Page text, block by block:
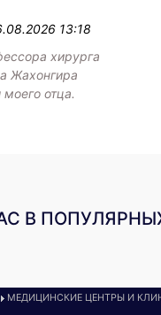
13:18
хирурга
Жахонгира
отца.
В
МЕДИЦИНСКИЕ ЦЕНТРЫ И